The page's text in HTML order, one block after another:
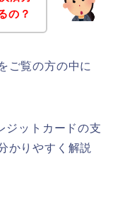
の？
ご覧の方の中に
ジットカードの支
かりやすく解説